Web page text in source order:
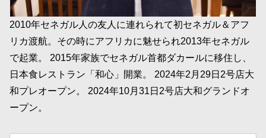
2010年セネガル人の友人に連れられて初セネガル＆アフ
リカ渡航。その時にアフリカに魅せられ2013年セネガル
で起業。 2015年家族でセネガル首都ダカールに移住し、
日本食レストラン「和心」開業。 2024年2月29日2号店大
和プレオープン。 2024年10月31日2号店大和グランドオ
ープン。